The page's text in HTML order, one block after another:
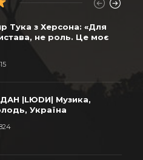
Тука з Херсона: «Для
не роль. Це моє
|LЮDИ| Музика,
Україна